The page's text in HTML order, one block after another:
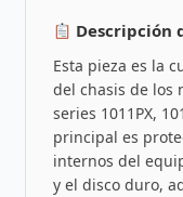
Descripción
Esta pieza es la
del chasis de los
series 1011PX,
principal es
internos del
y el disco duro,